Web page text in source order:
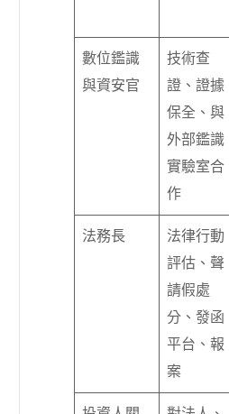
數位鑑識
與資安官
技術查
證、證據
保全、與
外部鑑識
實驗室合
作
法務長
法律行動
評估、聲
請假處
分、發函
平台、報
案